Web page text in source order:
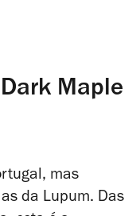
Maple
mas
da Lupum. Das